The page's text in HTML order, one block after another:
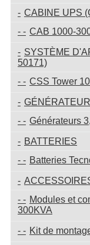
CABINE UPS
CAB 1000-
SYSTÈME
50171)
CSS Tower
Générateurs
BATTERIES
Batteries
Modules et
300KVA
Kit de